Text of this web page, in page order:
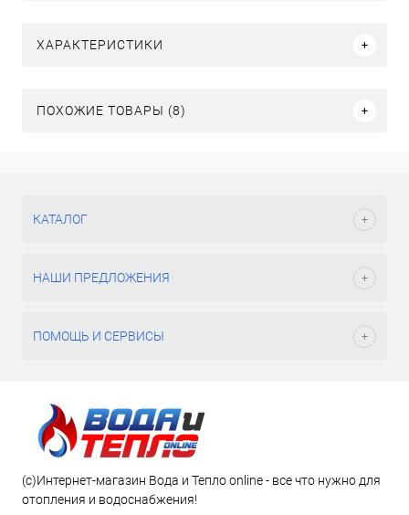
ХАРАКТЕРИСТИКИ
ПОХОЖИЕ ТОВАРЫ (8)
КАТАЛОГ
НАШИ ПРЕДЛОЖЕНИЯ
ПОМОЩЬ И СЕРВИСЫ
(c)Интернет-магазин Вода и Тепло online - все что нужно для
отопления и водоснабжения!